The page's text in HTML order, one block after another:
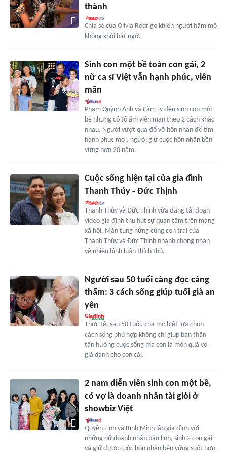
thành
Chia sẻ của Olivia Rodrigo khiến người hâm mộ
không khỏi bất ngờ.
Sinh con một bề toàn con gái, 2
nữ ca sĩ Việt vẫn hạnh phúc, viên
mãn
Phạm Quỳnh Anh và Cẩm Ly đều sinh con một
bề nhưng có tổ ấm viên mãn theo 2 cách khác
nhau. Người vượt qua đổ vỡ hôn nhân để tìm
hạnh phúc mới, người giữ cuộc hôn nhân bền
vững hơn 20 năm.
Cuộc sống hiện tại của gia đình
Thanh Thúy - Đức Thịnh
Thanh Thúy và Đức Thịnh vừa đăng tải đoạn
video gia đình thu hút sự quan tâm trên mạng
xã hội. Màn tung hứng cùng con trai của
Thanh Thúy và Đức Thịnh nhanh chóng nhận
về nhiều bình luận thích thú.
Người sau 50 tuổi càng đọc càng
thấm: 3 cách sống giúp tuổi già an
yên
Thực tế, sau 50 tuổi, cha mẹ biết lựa chọn
cách sống phù hợp không chỉ giúp bản thân
tận hưởng cuộc sống mà còn là món quà vô
giá dành cho con cái.
2 nam diễn viên sinh con một bề,
có vợ là doanh nhân tài giỏi ở
showbiz Việt
Quyền Linh và Bình Minh lập gia đình với
những nữ doanh nhân bản lĩnh, sinh 2 con gái
và giữ được cuộc hôn nhân bền vững suốt hơn